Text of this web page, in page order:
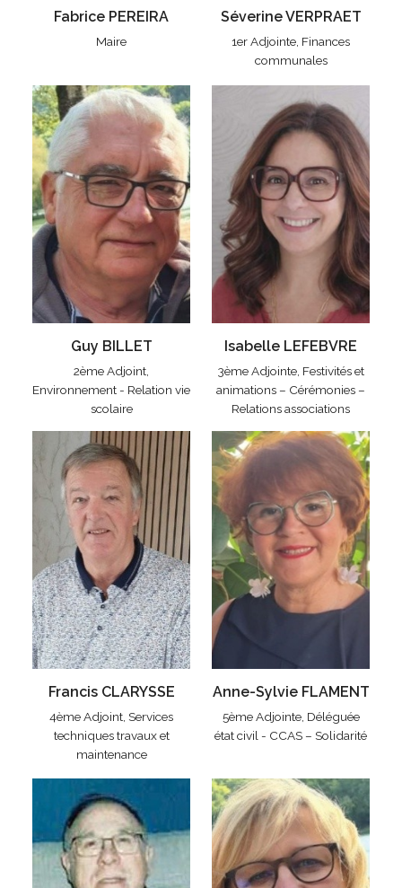
Fabrice PEREIRA
Maire
Séverine VERPRAET
1er Adjointe, Finances
communales
Guy BILLET
2ème Adjoint,
Environnement - Relation vie
scolaire
Isabelle LEFEBVRE
3ème Adjointe, Festivités et
animations – Cérémonies –
Relations associations
Francis CLARYSSE
4ème Adjoint, Services
techniques travaux et
maintenance
Anne-Sylvie FLAMENT
5ème Adjointe, Déléguée
état civil - CCAS – Solidarité